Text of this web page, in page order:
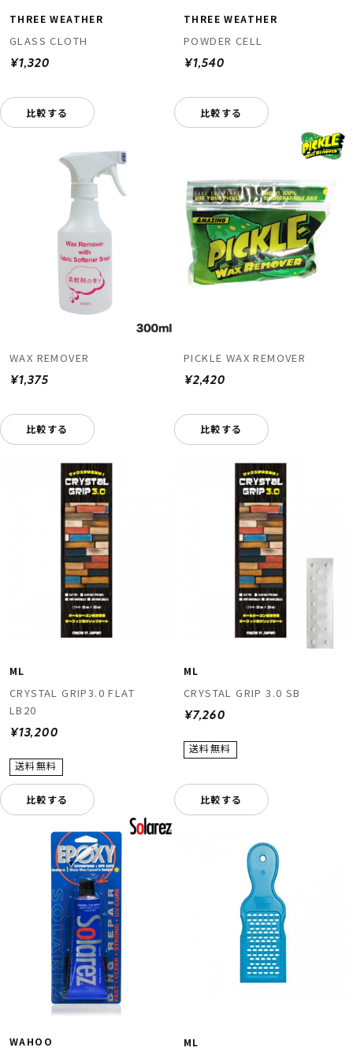
THREE WEATHER
GLASS CLOTH
¥1,320
比較する
THREE WEATHER
POWDER CELL
¥1,540
比較する
WAX REMOVER
¥1,375
比較する
PICKLE WAX REMOVER
¥2,420
比較する
ML
CRYSTAL GRIP3.0 FLAT
LB20
¥13,200
比較する
ML
CRYSTAL GRIP 3.0 SB
¥7,260
比較する
WAHOO ML